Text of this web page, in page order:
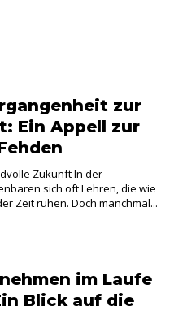
zur
Ein Appell zur
Zukunft In der
sich oft Lehren, die wie
Zeit ruhen. Doch manchmal...
im Laufe
Blick auf die